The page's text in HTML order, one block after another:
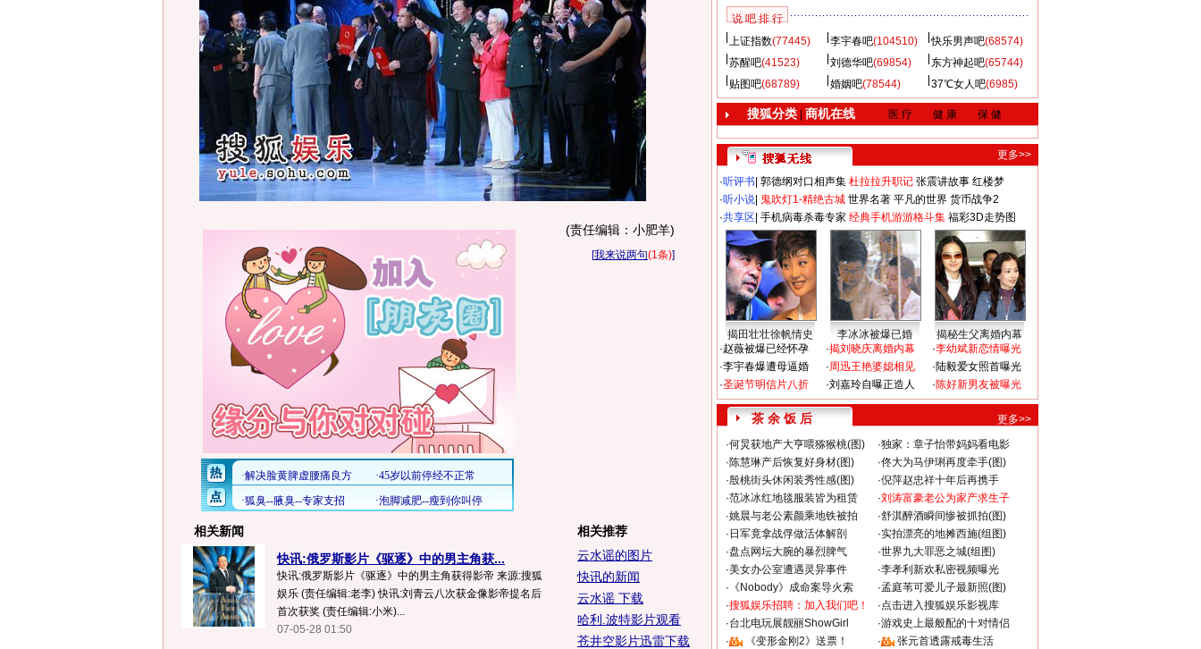
(责任编辑：小肥羊)
[我来说两句(1条)]
相关新闻
快讯:俄罗斯影片《驱逐》中的男主角获...
快讯:俄罗斯影片《驱逐》中的男主角获得影帝 来源:搜狐
娱乐 (责任编辑:老李) 快讯:刘青云八次获金像影帝提名后
首次获奖 (责任编辑:小米)...
07-05-28 01:50
相关推荐
云水谣的图片
快讯的新闻
云水谣 下载
哈利.波特影片观看
苍井空影片迅雷下载
说 吧 排 行
上证指数(77445) 李宇春吧(104510) 快乐男声吧(68574)
苏醒吧(41523) 刘德华吧(69854) 东方神起吧(65744)
贴图吧(68789) 婚姻吧(78544) 37℃女人吧(6985)
搜狐分类| 商机在线 医 疗 健 康 保 健
更多>>
·听评书 郭德纲对口相声集 杜拉拉升职记 张震讲故事 红楼梦
·听小说 鬼吹灯1-精绝古城 世界名著 平凡的世界 货币战争2
·共享区 手机病毒杀毒专家 经典手机游游格斗集 福彩3D走势图
揭田壮壮徐帆情史 李冰冰被爆已婚
揭秘生父离婚内幕
·赵薇被爆已经怀孕
·李宇春爆遭母逼婚
·圣诞节明信片八折
·揭刘晓庆离婚内幕
·周迅王艳婆媳相见
·刘嘉玲自曝正造人
·李幼斌新恋情曝光
·陆毅爱女照首曝光
·陈好新男友被曝光
茶 余 饭 后
更多>>
·何炅获地产大亨喂猕猴桃(图) ·独家：章子怡带妈妈看电影
·陈慧琳产后恢复好身材(图) ·佟大为马伊琍再度牵手(图)
·殷桃街头休闲装秀性感(图) ·倪萍赵忠祥十年后再携手
·范冰冰红地毯服装皆为租赁 ·刘涛富豪老公为家产求生子
·姚晨与老公素颜乘地铁被拍 ·舒淇醉酒瞬间惨被抓拍(图)
· 日军竟拿战俘做活体解剖 ·实拍漂亮的地摊西施(组图)
·盘点网坛大腕的暴烈脾气 ·世界九大罪恶之城(组图)
·美女办公室遭遇灵异事件 ·李孝利新欢私密视频曝光
· 《Nobody》成命案导火索 ·孟庭苇可爱儿子最新照(图)
·搜狐娱乐招聘：加入我们吧！ ·点击进入搜狐娱乐影视库
·台北电玩展靓丽ShowGirl ·游戏史上最般配的十对情侣
·
《变形金刚2》送票！ ·
张元首透露戒毒生活